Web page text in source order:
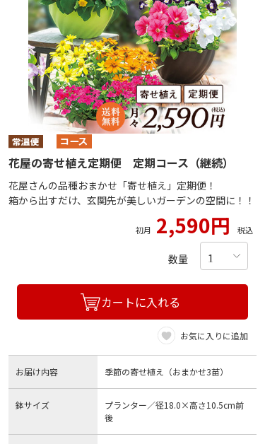
花屋の寄せ植え定期便 定期コース（継続）
花屋さんの品種おまかせ「寄せ植え」定期便！
箱から出すだけ、玄関先が美しいガーデンの空間に！！
初月 2,590円 税込
数量
カートに入れる
お気に入りに追加
お届け内容 季節の寄せ植え（おまかせ3苗）
鉢サイズ
プランター／径18.0×高さ10.5cm前
後